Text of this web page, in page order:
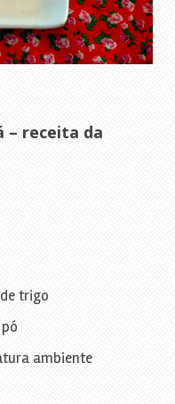
– receita da
trigo
ambiente